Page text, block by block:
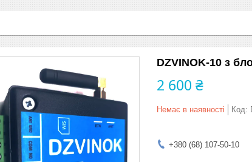
DZVINOK-10 з
2 600 ₴
Немає в наявності Код:
+380 (68) 107-50-10